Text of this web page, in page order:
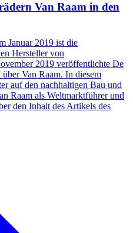
Van Raam in den
Januar 2019 ist die
Hersteller von
2019 veröffentlichte De
Van Raam. In diesem
auf den nachhaltigen Bau und
Raam als Weltmarktführer und
den Inhalt des Artikels des